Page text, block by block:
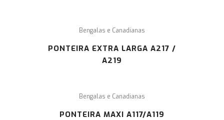
Bengalas e Canadianas
PONTEIRA EXTRA LARGA A217 /
A219
Bengalas e Canadianas
PONTEIRA MAXI A117/A119